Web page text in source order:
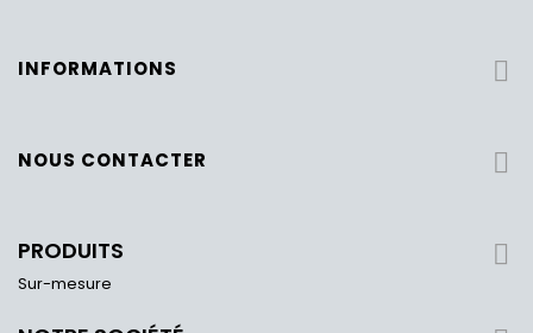
INFORMATIONS 
NOUS CONTACTER 
PRODUITS 
Sur-mesure